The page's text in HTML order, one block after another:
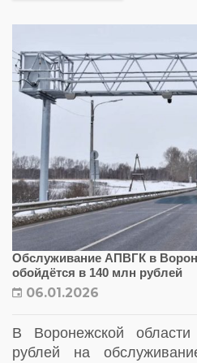
Обслуживание АПВГК в
обойдётся в 140 млн рублей
06.01.2026
В Воронежской
рублей на